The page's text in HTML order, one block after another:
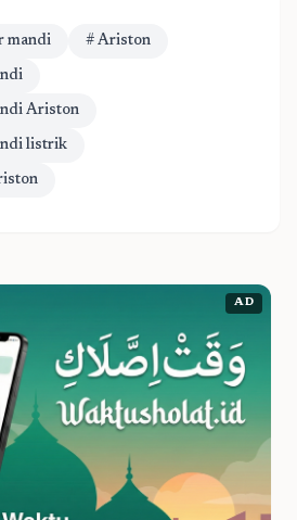
mandi # Ariston
Ariston
listrik
AD